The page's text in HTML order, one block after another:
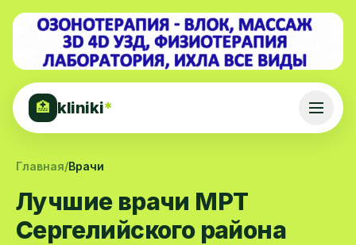
🏥 kliniki*
Главная/Врачи
Лучшие врачи МРТ
Сергелийского района